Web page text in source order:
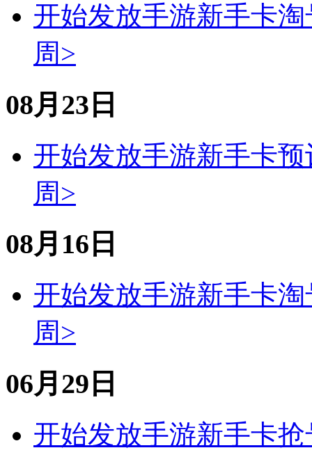
开始发放手游新手卡淘
周>
08月23日
开始发放手游新手卡预
周>
08月16日
开始发放手游新手卡淘
周>
06月29日
开始发放手游新手卡抢